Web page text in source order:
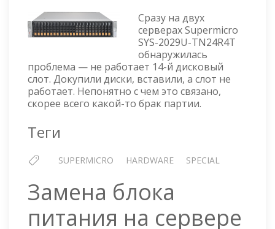
SYS-
2029U-
TN24R4T
—
ЗАМЕНА
BACKPLANE
Сразу на двух
серверах Supermicro
SYS-2029U-TN24R4T
обнаружилась
проблема — не работает 14-й дисковый
слот. Докупили диски, вставили, а слот не
работает. Непонятно с чем это связано,
скорее всего какой-то брак партии.
Теги
SUPERMICRO HARDWARE SPECIAL
Замена блока
питания на сервере